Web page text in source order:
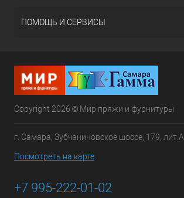
ПОМОЩЬ И СЕРВИСЫ
Copyright 2026 © Мир пряжи и фурнитуры
г. Самара, Зубчаниновское шоссе, 179, лит.А
Посмотреть на карте
+7 995-222-01-02